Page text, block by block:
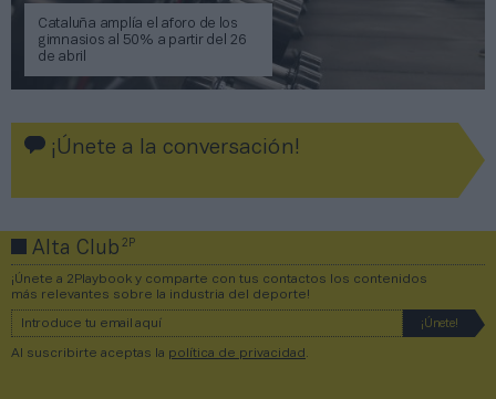
Cataluña amplía el aforo de los
gimnasios al 50% a partir del 26
de abril
¡Únete a la conversación!
Alta Club2P
¡Únete a 2Playbook y comparte con tus contactos los contenidos
más relevantes sobre la industria del deporte!
Al suscribirte aceptas la política de privacidad